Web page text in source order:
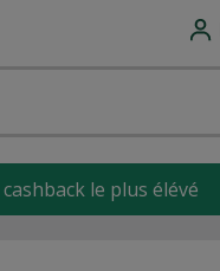
le plus élévé